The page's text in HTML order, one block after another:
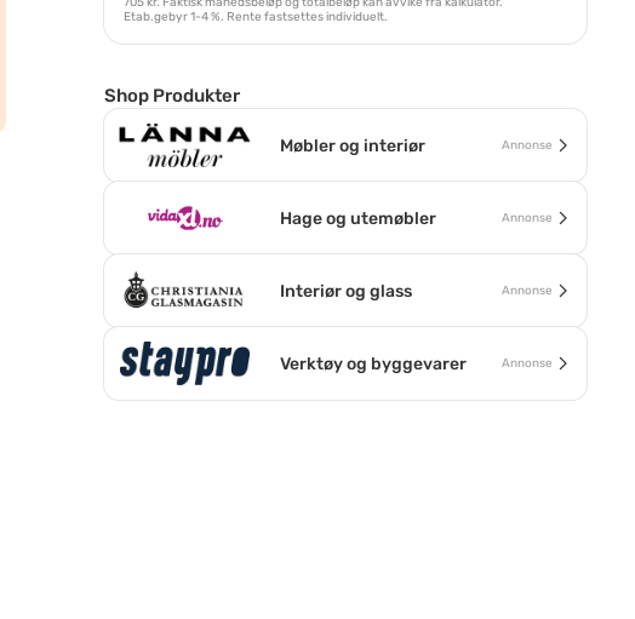
Etab.gebyr 1-4 %. Rente fastsettes individuelt.
Shop Produkter
Møbler og interiør Annonse
Hage og utemøbler Annonse
Interiør og glass Annonse
Verktøy og byggevarer Annonse